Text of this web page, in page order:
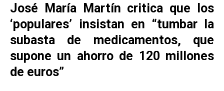
José María Martín critica que los
‘populares’ insistan en “tumbar la
subasta de medicamentos, que
supone un ahorro de 120 millones
de euros”